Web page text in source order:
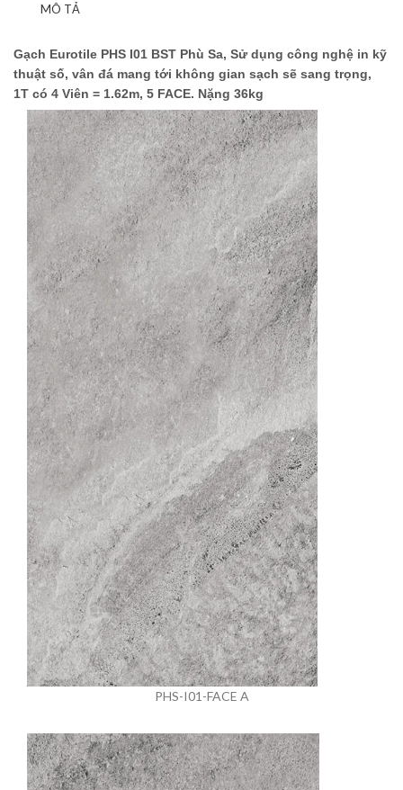
MÔ TẢ
Gạch Eurotile PHS I01 BST Phù Sa, Sử dụng công nghệ in kỹ
thuật số, vân đá mang tới không gian sạch sẽ sang trọng,
1T có 4 Viên = 1.62m, 5 FACE. Nặng 36kg
PHS-I01-FACE A